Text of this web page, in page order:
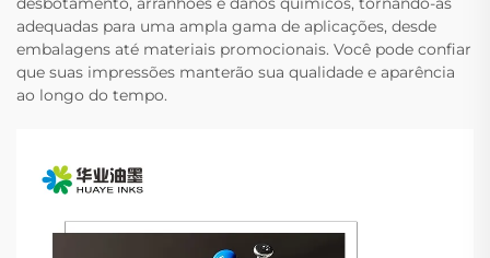
adequadas para uma ampla gama de aplicações, desde
embalagens até materiais promocionais. Você pode confiar
que suas impressões manterão sua qualidade e aparência
ao longo do tempo.